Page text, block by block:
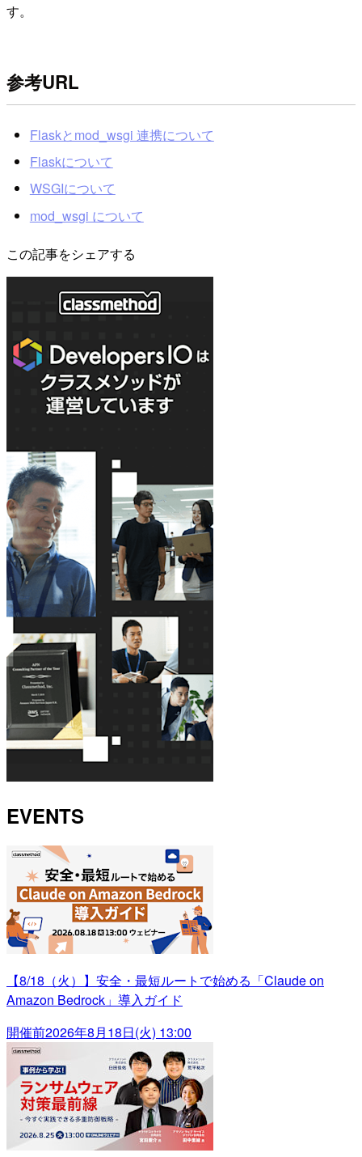
す。
参考URL
Flaskとmod_wsgi 連携について
Flaskについて
WSGIについて
mod_wsgi について
この記事をシェアする
EVENTS
【8/18（火）】安全・最短ルートで始める「Claude on
Amazon Bedrock」導入ガイド
開催前2026年8月18日(火) 13:00